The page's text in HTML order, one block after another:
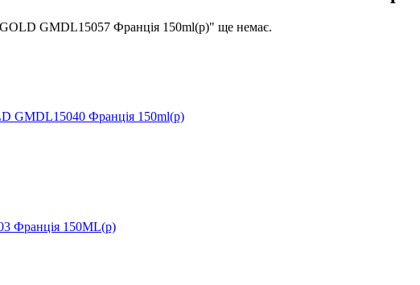
GMDL15057 Франція 150ml(р)" ще немає.
GMDL15040 Франція 150ml(р)
Франція 150ML(р)